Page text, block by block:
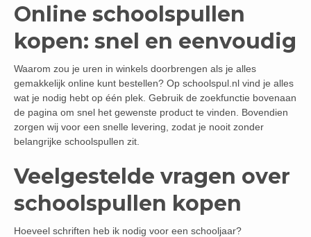
Online schoolspullen
kopen: snel en eenvoudig
Waarom zou je uren in winkels doorbrengen als je alles
gemakkelijk online kunt bestellen? Op schoolspul.nl vind je alles
wat je nodig hebt op één plek. Gebruik de zoekfunctie bovenaan
de pagina om snel het gewenste product te vinden. Bovendien
zorgen wij voor een snelle levering, zodat je nooit zonder
belangrijke schoolspullen zit.
Veelgestelde vragen over
schoolspullen kopen
Hoeveel schriften heb ik nodig voor een schooljaar?